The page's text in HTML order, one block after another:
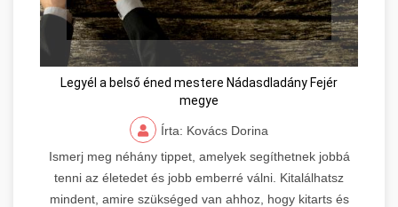
Legyél a belső éned mestere Nádasdladány Fejér
megye
Írta: Kovács Dorina
Ismerj meg néhány tippet, amelyek segíthetnek jobbá
tenni az életedet és jobb emberré válni. Kitalálhatsz
mindent, amire szükséged van ahhoz, hogy kitarts és